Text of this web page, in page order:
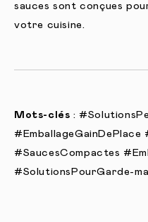
sauces sont conçues
votre cuisine.
Mots-clés :
#EmballageGainDePlace
#SaucesCompactes
#SolutionsPourGarde-